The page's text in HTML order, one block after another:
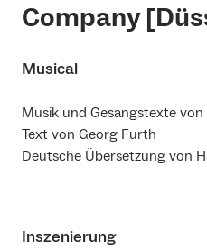
Company
Musical
Musik und Gesangstexte
Text von Georg Furth
Deutsche Übersetzung von
Inszenierung